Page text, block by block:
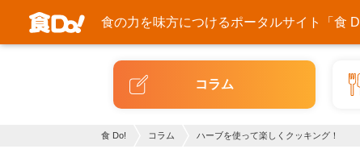
食の力を味方につけるポータルサイト「食
コラム
食 Do! コラム ハーブを使って楽しくクッキング！